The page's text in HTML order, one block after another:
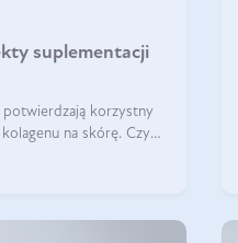
suplementacji
korzystny
na skórę. Czy